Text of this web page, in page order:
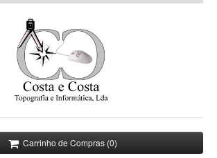
Carrinho de Compras (0)